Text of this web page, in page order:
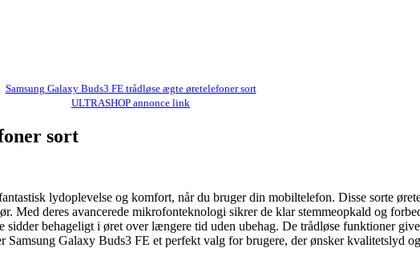
Samsung Galaxy Buds3 FE trådløse ægte øretelefoner sort
ULTRASHOP annonce link
sort
lydoplevelse og komfort, når du bruger din mobiltelefon. Disse sorte
Med deres avancerede mikrofonteknologi sikrer de klar stemmeopkald og
behageligt i øret over længere tid uden ubehag. De trådløse funktioner
Galaxy Buds3 FE et perfekt valg for brugere, der ønsker kvalitetslyd